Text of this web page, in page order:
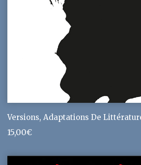
Versions, Adaptations De
15,00€